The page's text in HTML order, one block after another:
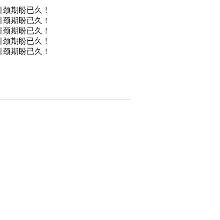
期盼已久！
期盼已久！
期盼已久！
期盼已久！
期盼已久！